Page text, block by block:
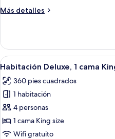
camas
Más detalles
Más
Deluxe,
camas
size
Abrir
todas
las
fotos
de
Habitación
Deluxe,
10
Habitación Deluxe, 1 cama
360 pies cuadrados
1 habitación
4 personas
1 cama King size
Wifi gratuito